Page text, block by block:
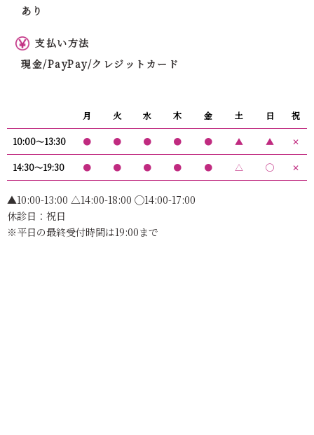
あり
支払い方法
現金/PayPay/クレジットカード
月 火 水 木 金 土 日 祝
10:00〜13:30 ● ● ● ● ● ▲ ▲ ✕
14:30〜19:30 ● ● ● ● ● △ ◯ ✕
▲10:00-13:00 △14:00-18:00 ◯14:00-17:00
休診日：祝日
※平日の最終受付時間は19:00まで